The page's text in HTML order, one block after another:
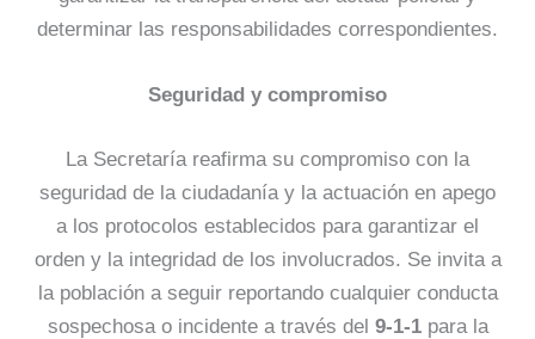
determinar las responsabilidades correspondientes.
Seguridad y compromiso
La Secretaría reafirma su compromiso con la
seguridad de la ciudadanía y la actuación en apego
a los protocolos establecidos para garantizar el
orden y la integridad de los involucrados. Se invita a
la población a seguir reportando cualquier conducta
sospechosa o incidente a través del 9-1-1para la